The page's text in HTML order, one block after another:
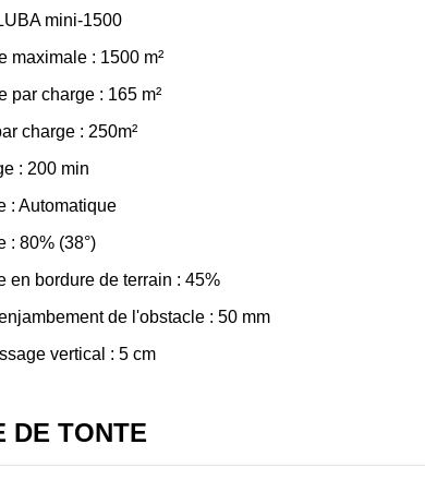
mini-1500
maximale : 1500 m²
par charge : 165 m²
charge : 250m²
: 200 min
: Automatique
: 80% (38°)
en bordure de terrain : 45%
de l'obstacle : 50 mm
vertical : 5 cm
DE TONTE